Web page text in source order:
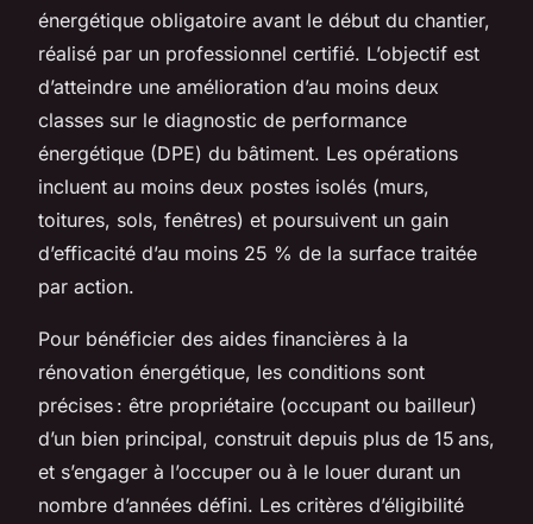
énergétique obligatoire avant le début du chantier,
réalisé par un professionnel certifié. L’objectif est
d’atteindre une amélioration d’au moins deux
classes sur le diagnostic de performance
énergétique (DPE) du bâtiment. Les opérations
incluent au moins deux postes isolés (murs,
toitures, sols, fenêtres) et poursuivent un gain
d’efficacité d’au moins 25 % de la surface traitée
par action.
Pour bénéficier des aides financières à la
rénovation énergétique, les conditions sont
précises : être propriétaire (occupant ou bailleur)
d’un bien principal, construit depuis plus de 15 ans,
et s’engager à l’occuper ou à le louer durant un
nombre d’années défini. Les critères d’éligibilité